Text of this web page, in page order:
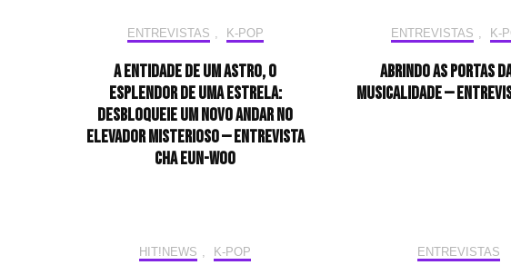
ENTREVISTAS K-POP
A entidade de um astro, o
esplendor de uma estrela:
desbloqueie um novo andar no
elevador misterioso — Entrevista
CHA EUN-WOO
ENTREVISTAS K-
Abrindo as portas
musicalidade —
HIT!NEWS K-POP ENTREVISTAS